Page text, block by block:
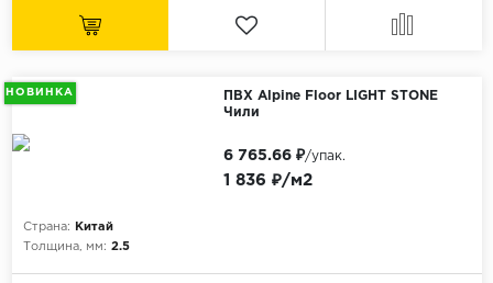
НОВИНКА
ПВХ Alpine Floor LIGHT STONE
Чили
Страна:
Китай
Толщина, мм: 2.5
1 836 ₽/м2
6 765.66 ₽/упак.